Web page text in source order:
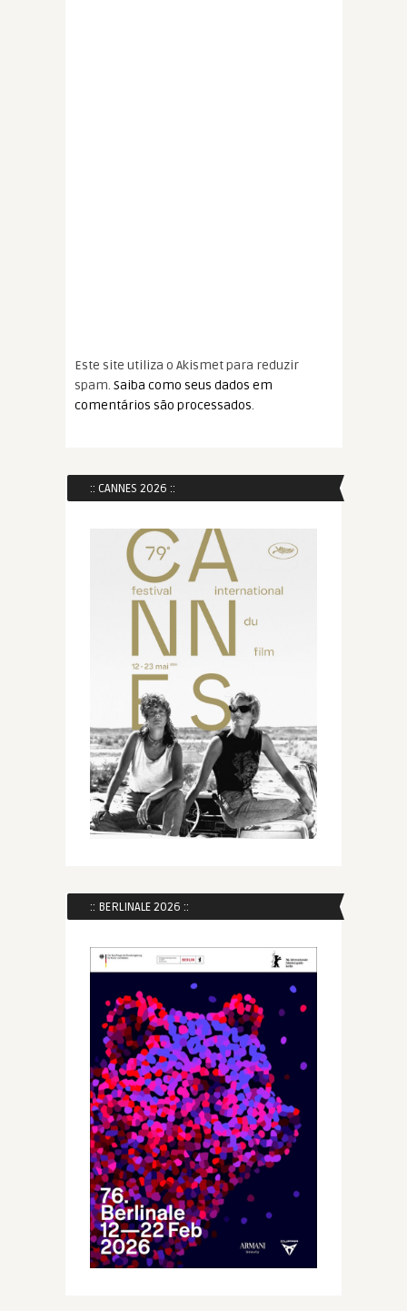
Este site utiliza o Akismet para reduzir
spam. Saiba como seus dados em
comentários são processados.
:: CANNES 2026 ::
:: BERLINALE 2026 ::